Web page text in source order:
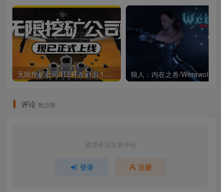
无限挖矿公司/ITER-8 v1.0.1（官中）
评论 抢沙发
请登录后发表评论
登录 注册